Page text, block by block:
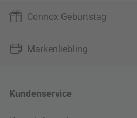
Connox Geburtstag
Markenliebling
Kundenservice